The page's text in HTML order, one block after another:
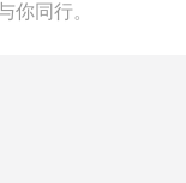
你同行。